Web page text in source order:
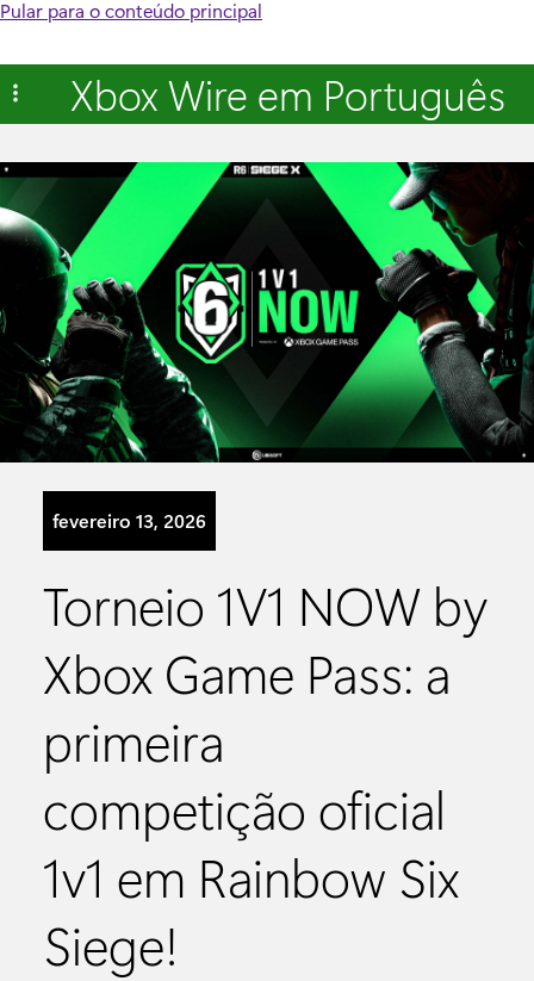
Pular para o conteúdo principal
Xbox Wire em Português
fevereiro 13, 2026
Torneio 1V1 NOW by
Xbox Game Pass: a
primeira
competição oficial
1v1 em Rainbow Six
Siege!